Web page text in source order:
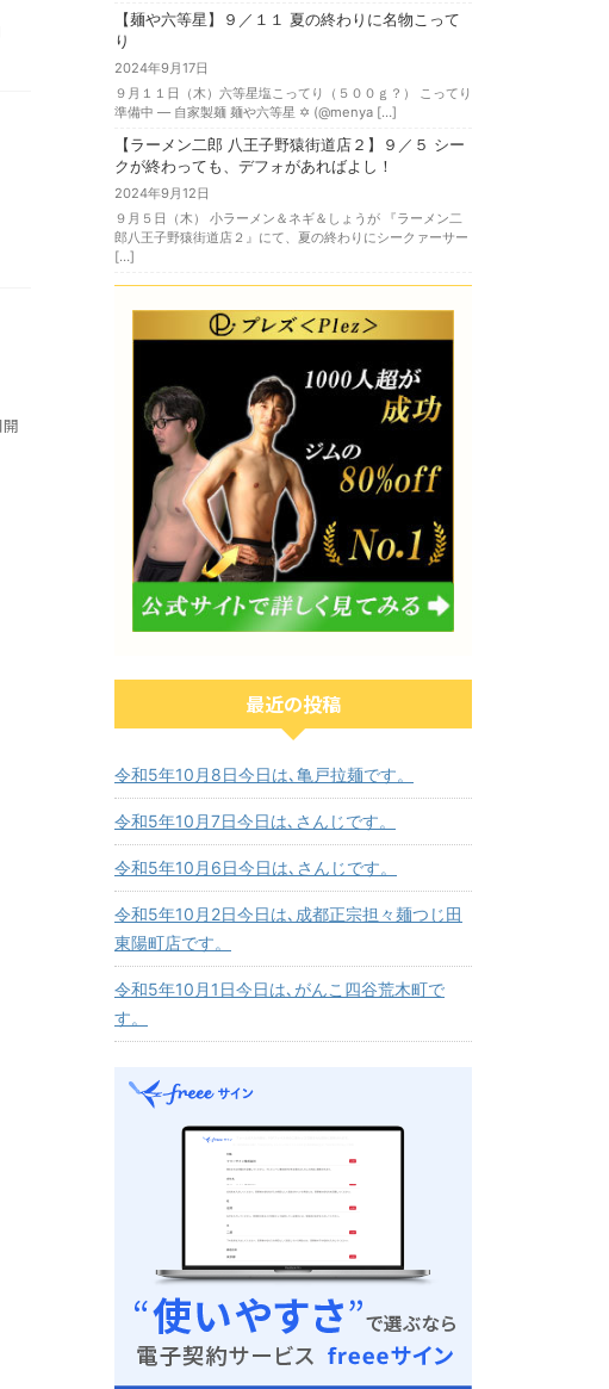
【麺や六等星】９／１１ 夏の終わりに名物こって
り
2024年9月17日
９月１１日（木）六等星塩こってり（５００ｇ？） こってり
準備中 — 自家製麺 麺や六等星 ✡️ (@menya […]
【ラーメン二郎 八王子野猿街道店２】９／５ シー
クが終わっても、デフォがあればよし！
2024年9月12日
９月５日（木） 小ラーメン＆ネギ＆しょうが 『ラーメン二
郎八王子野猿街道店２』にて、夏の終わりにシークァーサー
[…]
最近の投稿
令和5年10月8日今日は､亀戸拉麺です。
令和5年10月7日今日は､さんじです。
令和5年10月6日今日は､さんじです。
令和5年10月2日今日は､成都正宗担々麺つじ田
東陽町店です。
令和5年10月1日今日は､がんこ四谷荒木町で
す。